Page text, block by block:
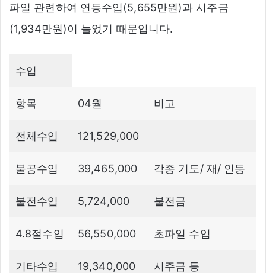
파일 관련하여 연등수입(5,655만원)과 시주금
(1,934만원)이 늘었기 때문입니다.
수입
항목 04월 비고
전체수입 121,529,000
불공수입 39,465,000 각종 기도/ 재/ 인등
불전수입 5,724,000 불전금
4.8절수입 56,550,000 초파일 수입
기타수입 19,340,000 시주금 등